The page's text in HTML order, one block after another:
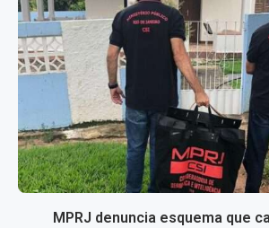
MPRJ denuncia esquema que